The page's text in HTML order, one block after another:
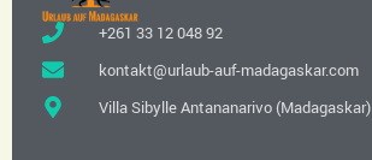
+261 33 12 048 92
kontakt@urlaub-auf-madagaskar.com
Villa Sibylle Antananarivo (Madagaskar)